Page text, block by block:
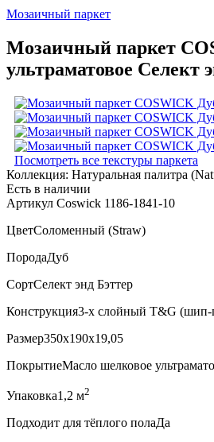
Мозаичный паркет
Мозаичный паркет
ультраматовое Селект
Посмотреть все текстуры паркета
Коллекция: Натуральная палитра
Есть в наличии
Артикул Coswick 1186-1841-10
ЦветСоломенный (Straw)
ПородаДуб
СортСелект энд Бэттер
Конструкция3-х слойный T&G (шип-
Размер350x190x19,05
ПокрытиеМасло шелковое
Упаковка1,2 м2
Подходит для тёплого полаДа